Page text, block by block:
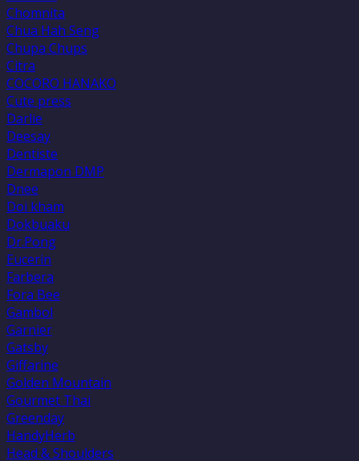
Chomnita
Chua Hah Seng
Chupa Chups
Citra
COCORO HANAKO
Cute press
Darlie
Deesay
Dentiste
Dermapon DMP
Dnee
Doi kham
Dokbuaku
Dr.Pong
Eucerin
Farbera
Fora Bee
Gambol
Garnier
Gatsby
Giffarine
Golden Mountain
Gourmet Thai
Greenday
HandyHerb
Head & Shoulders